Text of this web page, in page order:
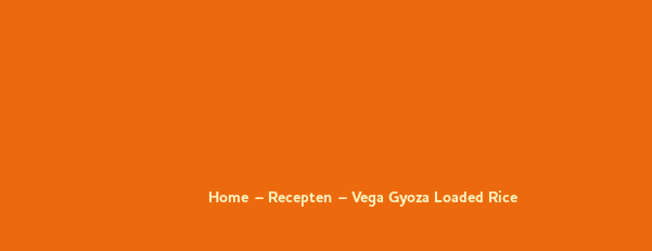
Home Recepten Vega Gyoza Loaded Rice